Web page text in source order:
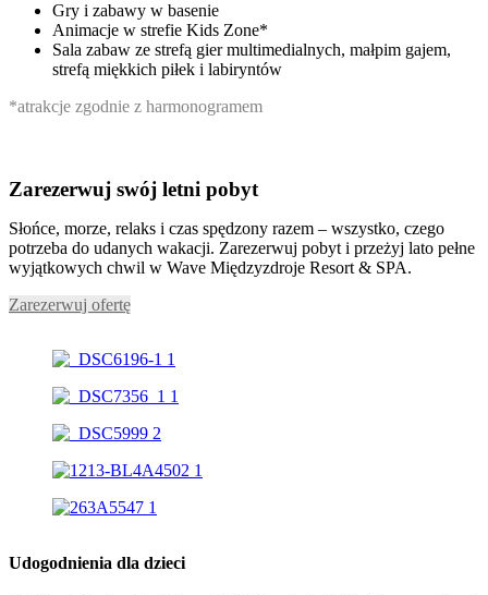
Gry i zabawy w basenie
Animacje w strefie Kids Zone*
Sala zabaw ze strefą gier multimedialnych, małpim gajem,
strefą miękkich piłek i labiryntów
*atrakcje zgodnie z harmonogramem
Zarezerwuj swój letni pobyt
Słońce, morze, relaks i czas spędzony razem – wszystko, czego
potrzeba do udanych wakacji. Zarezerwuj pobyt i przeżyj lato pełne
wyjątkowych chwil w Wave Międzyzdroje Resort & SPA.
Zarezerwuj ofertę
Udogodnienia dla dzieci